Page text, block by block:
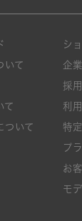
いて
て
ついて
シ
企
採
利
特
プ
お
モ